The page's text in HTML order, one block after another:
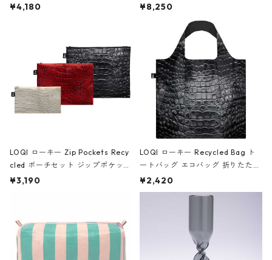
ミエ-B ショルダーバッグ グロスピ
¥4,180
ボストンバッグ ショルダーバッグ
Black ジャン=ミッシェル・バスキ
ア/クラウン ブラック
¥8,250
LOQI ローキー Zip Pockets Recy
cled ポーチセット ジップポケット
ファスナーポーチ 撥水加工 トラベ
ーガンディー、オフホワイト
¥3,190
LOQI ローキー Recycled Bag ト
ートバッグ エコバッグ 折りたたみ
大きめ 撥水加工 収納ポーチ CRO
CODILE/Black クロコダイル/ブラ
¥2,420